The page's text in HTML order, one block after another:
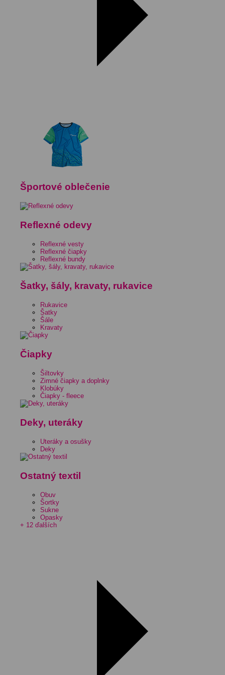
Športové oblečenie
Reflexné odevy
Reflexné vesty
Reflexné čiapky
Reflexné bundy
Šatky, šály, kravaty, rukavice
Rukavice
Šatky
Šále
Kravaty
Čiapky
Šiltovky
Zimné čiapky a doplnky
Klobúky
Čiapky - fleece
Deky, uteráky
Uteráky a osušky
Deky
Ostatný textil
Obuv
Šortky
Sukne
Opasky
+ 12 ďalších